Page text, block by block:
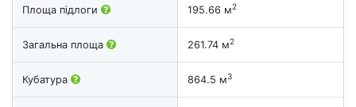
Площа підлоги 195.66 м2
Загальна площа 261.74 м2
Кубатура 864.5 м3